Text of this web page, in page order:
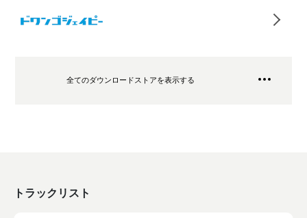
全てのダウンロードストアを表示する
トラックリスト